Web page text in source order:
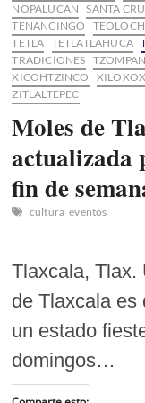
NOPALUCAN
SANTA
TENANCINGO
TETLA TETLATLAHUCA
TRADICIONES
XICOHTZINCO
ZITLALTEPEC
Moles de
actualizada
fin de
cultura eventos
Tlaxcala, Tlax.
de Tlaxcala es
un estado
domingos…